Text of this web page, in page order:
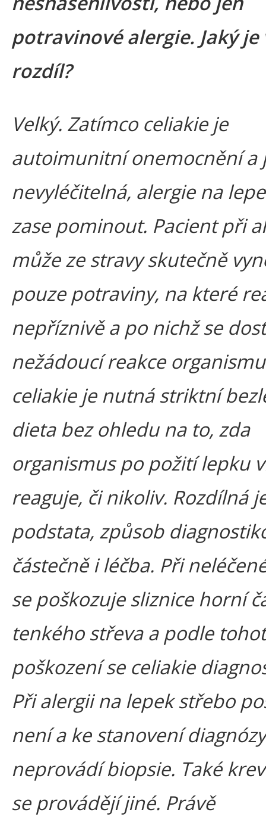
potravinové alergie. Jaký
rozdíl?
Velký. Zatímco celiakie je
autoimunitní onemocnění a
nevyléčitelná, alergie na
zase pominout. Pacient při
může ze stravy skutečně
pouze potraviny, na které
nepříznivě a po nichž se
nežádoucí reakce
celiakie je nutná striktní
dieta bez ohledu na to, zda
organismus po požití lepku
reaguje, či nikoliv. Rozdílná
podstata, způsob
částečně i léčba. Při
se poškozuje sliznice horní
tenkého střeva a podle
poškození se celiakie
Při alergii na lepek střebo
není a ke stanovení
neprovádí biopsie. Také
se provádějí jiné. Právě